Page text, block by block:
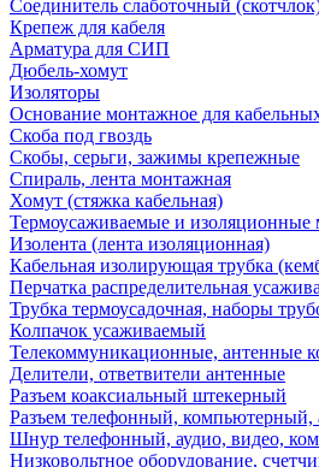
Соединитель слаботочный
Крепеж для кабеля
Арматура для СИП
Дюбель-хомут
Изоляторы
Основание монтажное для
Скоба под гвоздь
Скобы, серьги, зажимы крепежные
Спираль, лента монтажная
Хомут (стяжка кабельная)
Термоусаживаемые и изоляционные
Изолента (лента изоляционная)
Кабельная изолирующая трубка
Перчатка распределительная
Трубка термоусадочная, наборы
Колпачок усаживаемый
Телекоммуникационные, антенные
Делители, ответвители антенные
Разъем коаксиальный штекерный
Разъем телефонный, компьютерный,
Шнур телефонный, аудио, видео,
Низковольтное оборудование,